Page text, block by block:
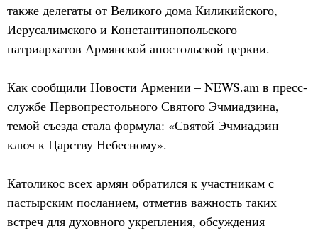
также делегаты от Великого дома Киликийского,
Иерусалимского и Константинопольского
патриархатов Армянской апостольской церкви.
Как сообщили Новости Армении – NEWS.am в пресс-
службе Первопрестольного Святого Эчмиадзина,
темой съезда стала формула: «Святой Эчмиадзин –
ключ к Царству Небесному».
Католикос всех армян обратился к участникам с
пастырским посланием, отметив важность таких
встреч для духовного укрепления, обсуждения